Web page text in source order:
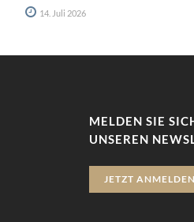
14. Juli 2026
MELDEN SIE
UNSEREN
JETZT ANMELDEN